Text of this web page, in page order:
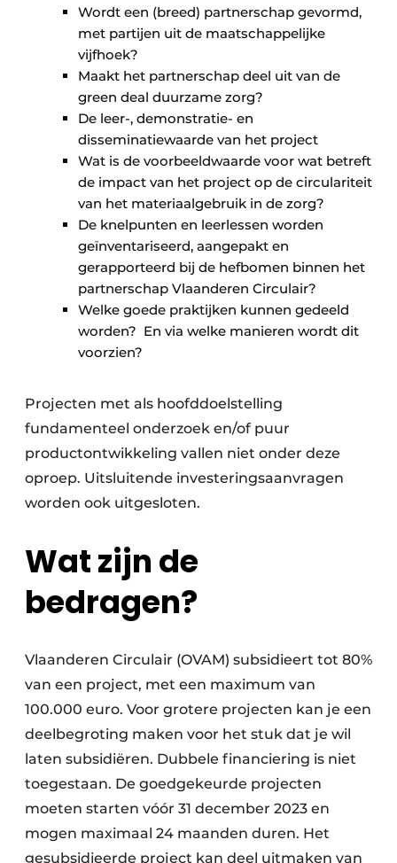
Wordt een (breed) partnerschap gevormd,
met partijen uit de maatschappelijke
vijfhoek?
Maakt het partnerschap deel uit van de
green deal duurzame zorg?
De leer-, demonstratie- en
disseminatiewaarde van het project
Wat is de voorbeeldwaarde voor wat betreft
de impact van het project op de circulariteit
van het materiaalgebruik in de zorg?
De knelpunten en leerlessen worden
geïnventariseerd, aangepakt en
gerapporteerd bij de hefbomen binnen het
partnerschap Vlaanderen Circulair?
Welke goede praktijken kunnen gedeeld
worden? En via welke manieren wordt dit
voorzien?
Projecten met als hoofddoelstelling
fundamenteel onderzoek en/of puur
productontwikkeling vallen niet onder deze
oproep. Uitsluitende investeringsaanvragen
worden ook uitgesloten.
Wat zijn de
bedragen?
Vlaanderen Circulair (OVAM) subsidieert tot 80%
van een project, met een maximum van
100.000 euro. Voor grotere projecten kan je een
deelbegroting maken voor het stuk dat je wil
laten subsidiëren. Dubbele financiering is niet
toegestaan. De goedgekeurde projecten
moeten starten vóór 31 december 2023 en
mogen maximaal 24 maanden duren. Het
gesubsidieerde project kan deel uitmaken van